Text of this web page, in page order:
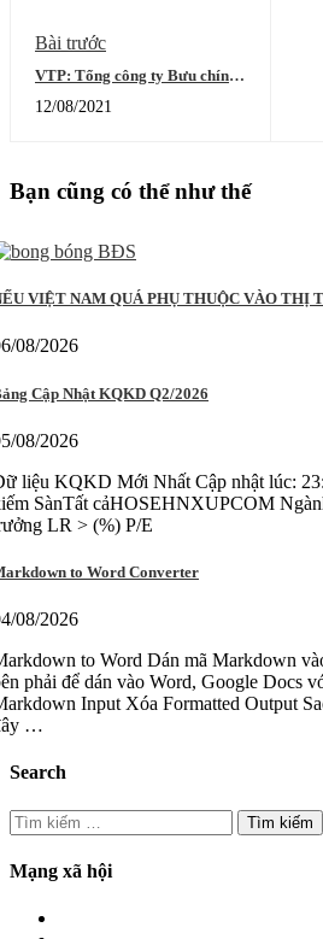
Bài trước
VTP: Tổng công ty Bưu chính
mã VTP) là một cơ hội đầu tư
12/08/2021
Bạn cũng có thể như thế
VIỆT NAM QUÁ PHỤ THUỘC VÀO THỊ
08/2026
Cập Nhật KQKD Q2/2026
08/2026
liệu KQKD Mới Nhất Cập nhật lúc:
SànTất cảHOSEHNXUPCOM
LR > (%) P/E
to Word Converter
08/2026
to Word Dán mã Markdown
phải để dán vào Word, Google Docs
Input Xóa Formatted Output
…
Search
Tìm
kiếm
cho:
Mạng xã hội